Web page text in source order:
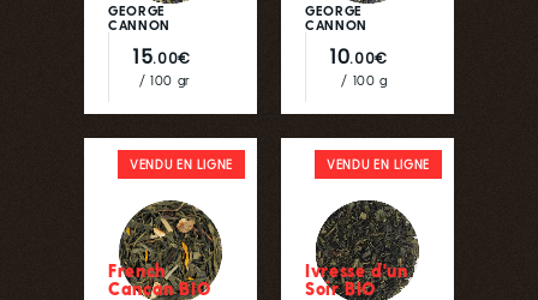
GEORGE
CANNON
15.00€
/ 100 gr
GEORGE
CANNON
10.00€
/ 100 g
VENDU EN LIGNE
French
Cancan BIO
VENDU EN LIGNE
Ivresse d'un
Soir BIO